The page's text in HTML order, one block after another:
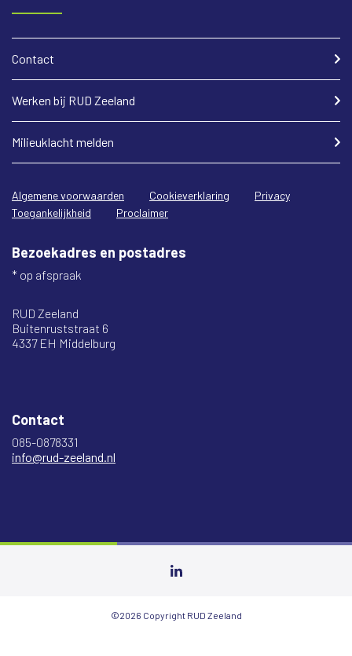
Contact
Werken bij RUD Zeeland
Milieuklacht melden
Algemene voorwaarden Cookieverklaring
Privacy
Toegankelijkheid
Proclaimer
Bezoekadres en postadres
* op afspraak
RUD Zeeland
Buitenruststraat 6
4337 EH Middelburg
Contact
085-0878331
info@rud-zeeland.nl
©2026 Copyright RUD Zeeland